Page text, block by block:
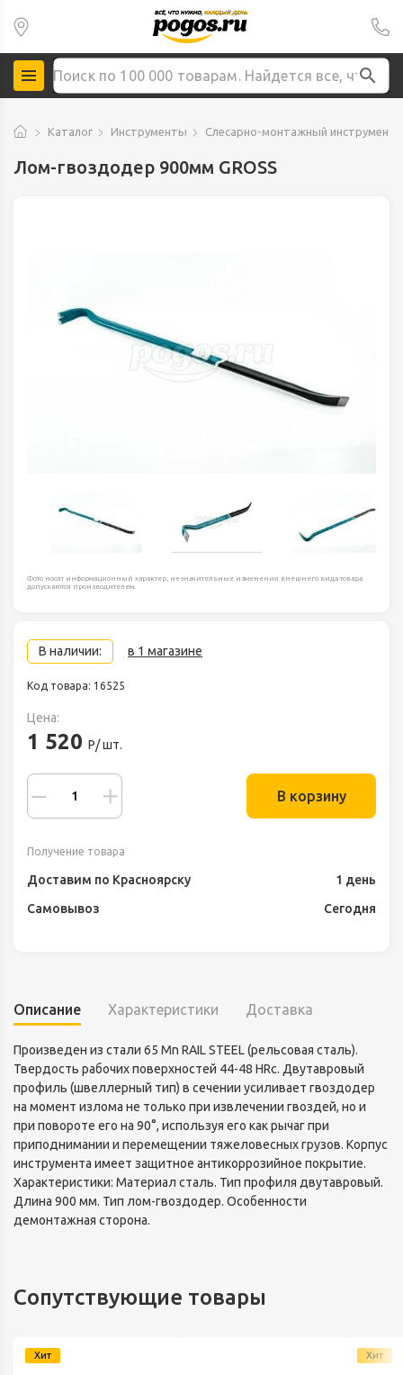
Каталог Инструменты Слесарно-монтажный инструмент
Лом-гвоздодер 900мм GROSS
Фото носят информационный характер, незначительные изменения внешнего вида товара
допускаются производителем.
В наличии: в 1 магазине
Код товара: 16525
Цена:
1 520 Р/ шт.
В корзину
Получение товара
Доставим по Красноярску
1 день
Самовывоз
Сегодня
Описание Характеристики Доставка
Произведен из стали 65 Mn RAIL STEEL (рельсовая сталь).
Твердость рабочих поверхностей 44-48 HRc. Двутавровый
профиль (швеллерный тип) в сечении усиливает гвоздодер
на момент излома не только при извлечении гвоздей, но и
при повороте его на 90°, используя его как рычаг при
приподнимании и перемещении тяжеловесных грузов. Корпус
инструмента имеет защитное антикоррозийное покрытие.
Характеристики: Материал сталь. Тип профиля двутавровый.
Длина 900 мм. Тип лом-гвоздодер. Особенности
демонтажная сторона.
Сопутствующие товары
Хит Хит